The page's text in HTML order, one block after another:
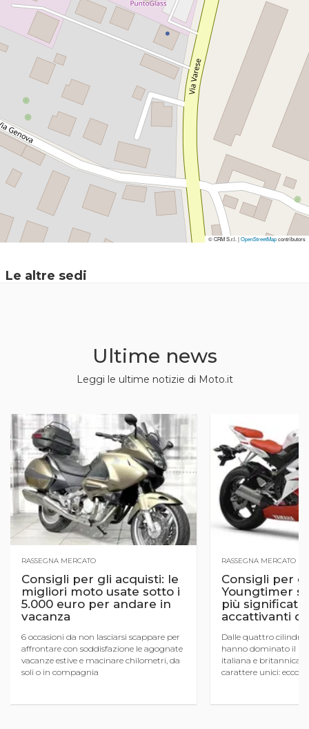
© CRM S.r.l. |OpenStreetMapcontributors
© CRM S.r.l. |OpenStreetMapcontributors
Le altre sedi
Ultime news
Leggi le ultime notizie di Moto.it
RASSEGNA MERCATO
Consigli per gli acquisti: le
migliori moto usate sotto i
5.000 euro per andare in
vacanza
6 occasioni da non lasciarsi scappare per
affrontare con soddisfazione le agognate
vacanze estive e macinare chilometri, da
soli o in compagnia
RASSEGNA MERCATO
Consigli per
Youngtimer
più
accattivanti
Dalle quattro cilindri
hanno dominato il
italiana e britannica
carattere unici: ecco